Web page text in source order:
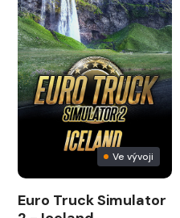
Ve vývoji
Euro Truck Simulator